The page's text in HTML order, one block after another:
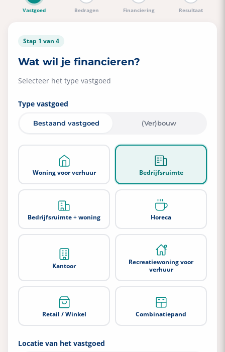
Ik wil
informatie ontvangen over lenen
Achternaam
Bedrijfsnaam
Emailadres
Telefoonnummer
Bij verzenden ga je akkoord met de
Vastgoed Bedragen Financiering Resultaat
Stap 1 van 4
Wat wil je financieren?
Selecteer het type vastgoed
Type vastgoed
Bestaand vastgoed (Ver)bouw
Woning voor verhuur Bedrijfsruimte
Bedrijfsruimte + woning Horeca
Kantoor
Recreatiewoning voor
verhuur
Retail / Winkel Combinatiepand
Locatie van het vastgoed